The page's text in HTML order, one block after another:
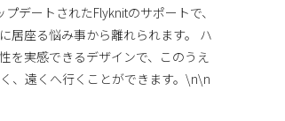
デートされたFlyknitのサポートで、
居座る悩み事から離れられます。 ハ
を実感できるデザインで、このうえ
、遠くへ行くことができます。\n\n